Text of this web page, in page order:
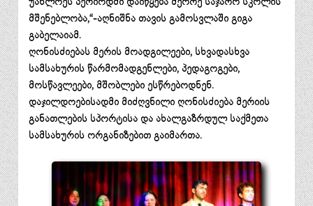
მშენებლობა,“-აღნიშნა თავის გამოსვლაში გიგა
გაბელაიამ.
ღონისძიებას მერის მოადგილეები, სხვადასხვა
სამსახურის წარმომადგენლები, პედაგოგები,
მოსწავლეები, მშობლები ესწრებოდნენ.
დაჯილდოებისადმი მიძღვნილი ღონისძიება მერიის
განათლების სპორტისა და ახალგაზრდულ საქმეთა
სამსახურის ორგანიზებით გაიმართა.